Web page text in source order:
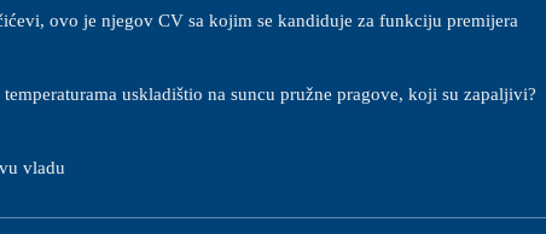
ovo je njegov CV sa kojim se kandiduje za funkciju premijera
uskladištio na suncu pružne pragove, koji su zapaljivi?
vladu